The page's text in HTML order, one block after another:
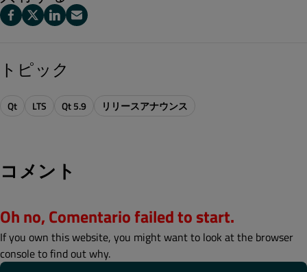
トピック
Qt LTS Qt 5.9 リリースアナウンス
コメント
Oh no, Comentario failed to start.
If you own this website, you might want to look at the browser
console to find out why.